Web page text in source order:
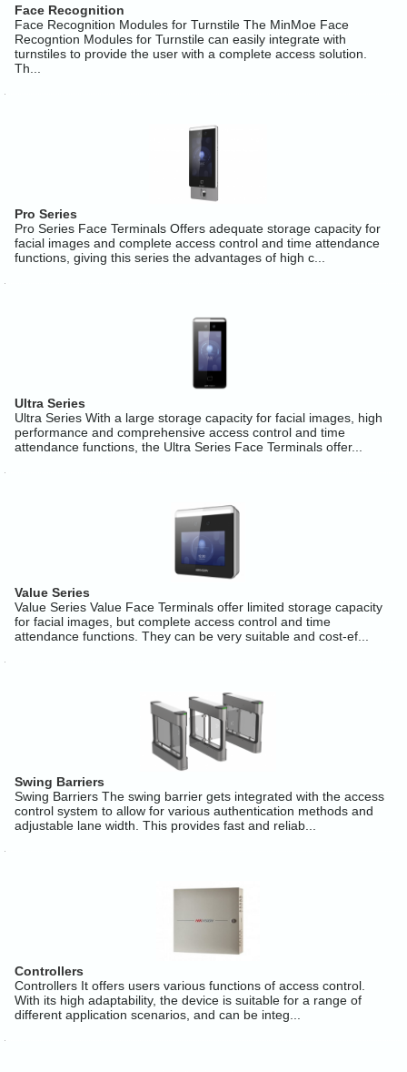
Face Recognition
Face Recognition Modules for Turnstile The MinMoe Face
Recogntion Modules for Turnstile can easily integrate with
turnstiles to provide the user with a complete access solution.
Th...
Pro Series
Pro Series Face Terminals Offers adequate storage capacity for
facial images and complete access control and time attendance
functions, giving this series the advantages of high c...
Ultra Series
Ultra Series With a large storage capacity for facial images, high
performance and comprehensive access control and time
attendance functions, the Ultra Series Face Terminals offer...
Value Series
Value Series Value Face Terminals offer limited storage capacity
for facial images, but complete access control and time
attendance functions. They can be very suitable and cost-ef...
Swing Barriers
Swing Barriers The swing barrier gets integrated with the access
control system to allow for various authentication methods and
adjustable lane width. This provides fast and reliab...
Controllers
Controllers It offers users various functions of access control.
With its high adaptability, the device is suitable for a range of
different application scenarios, and can be integ...